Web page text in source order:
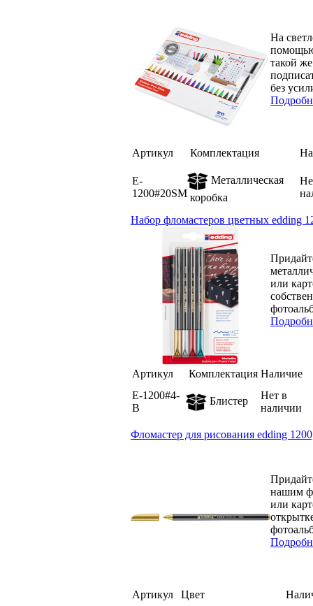
На
помощью
такой
без
Артикул Комплектация
E-
1200#20SM
Металлическая
коробка
Набор фломастеров цветных edding
или
Артикул Комплектация Наличие
E-1200#4-
B
Блистер
Нет в
наличии
Фломастер для рисования edding
нашим
или
Артикул Цвет